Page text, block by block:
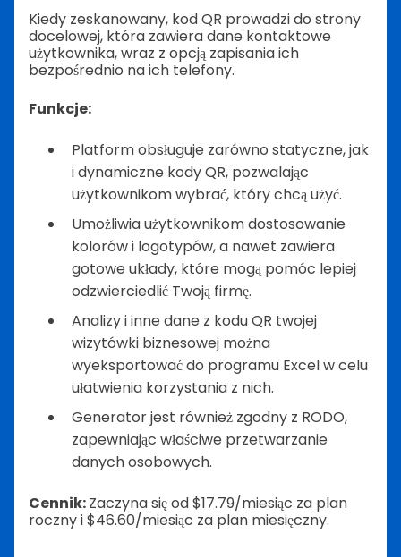
Kiedy zeskanowany, kod QR prowadzi do strony
docelowej, która zawiera dane kontaktowe
użytkownika, wraz z opcją zapisania ich
bezpośrednio na ich telefony.
Funkcje:
Platform obsługuje zarówno statyczne, jak
i dynamiczne kody QR, pozwalając
użytkownikom wybrać, który chcą użyć.
Umożliwia użytkownikom dostosowanie
kolorów i logotypów, a nawet zawiera
gotowe układy, które mogą pomóc lepiej
odzwierciedlić Twoją firmę.
Analizy i inne dane z kodu QR twojej
wizytówki biznesowej można
wyeksportować do programu Excel w celu
ułatwienia korzystania z nich.
Generator jest również zgodny z RODO,
zapewniając właściwe przetwarzanie
danych osobowych.
Cennik:Zaczyna się od $17.79/miesiąc za plan
roczny i $46.60/miesiąc za plan miesięczny.